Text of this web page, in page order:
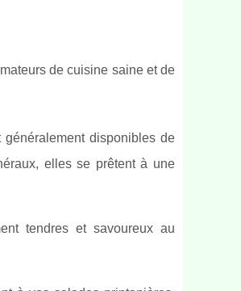
de cuisine saine et de
disponibles de
elles se prêtent à une
tendres et savoureux au